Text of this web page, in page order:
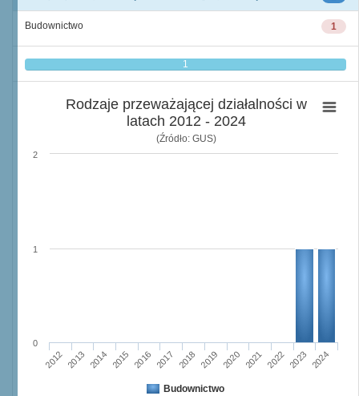
1
Budownictwo
1
Rodzaje przeważającej działalności w
latach 2012 - 2024
(Źródło: GUS)
2012 2013 2014 2015 2016 2017 2018 2019 2020 2021 2022 2023 2024
0
1
2
Budownictwo